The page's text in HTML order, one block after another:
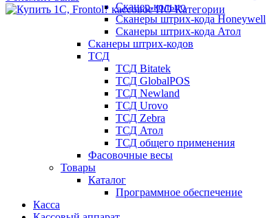
Сканер-кольцо
Сканеры штрих-кода Honeywell
Сканеры штрих-кода Атол
Сканеры штрих-кодов
ТСД
ТСД Bitatek
ТСД GlobalPOS
ТСД Newland
ТСД Urovo
ТСД Zebra
ТСД Атол
ТСД общего применения
Фасовочные весы
Товары
Каталог
Программное обеспечение
Касса
Категории